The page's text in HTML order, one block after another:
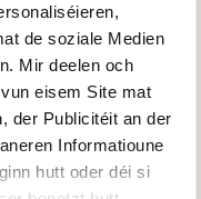
de soziale Medien
Mir deelen och
eisem Site mat
der Publicitéit an der
Informatioune
hutt oder déi si
op
de